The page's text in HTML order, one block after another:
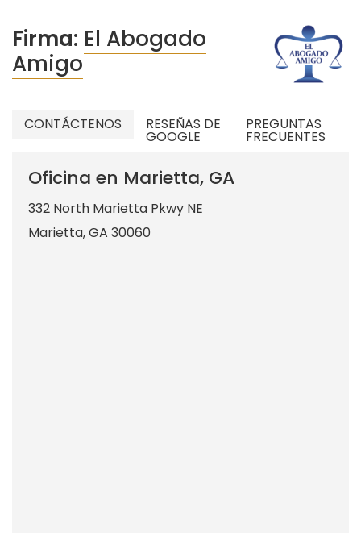
Firma: El Abogado
Amigo
CONTÁCTENOS RESEÑAS DE
GOOGLE
PREGUNTAS
FRECUENTES
Oficina en Marietta, GA
332 North Marietta Pkwy NE
Marietta,GA 30060